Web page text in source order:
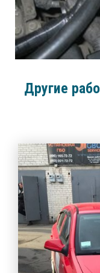
Другие